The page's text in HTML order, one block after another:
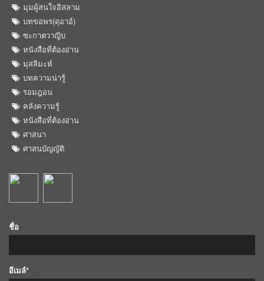
มุมผู้สนใจอิสลาม
บทขอพร(ดุอาอ์)
ซะกาตวาญิบ
หนังสือที่ต้องอ่าน
มุสลิมะห์
บทความน่ารู้
รอมฎอน
คลังความรู้
หนังสือที่ต้องอ่าน
ศาสนา
ศาสนบัญญัติ
ชื่อ
อีเมล์*